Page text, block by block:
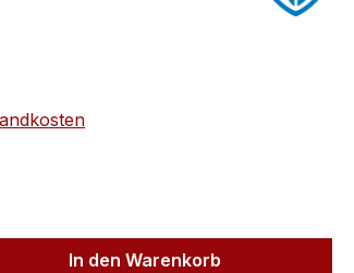
den gewünschten Wert
In den Warenkorb